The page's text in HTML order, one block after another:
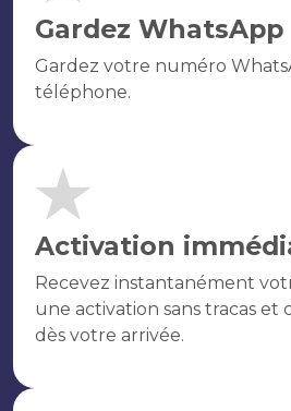
Gardez WhatsApp
Gardez votre numéro
téléphone.
Activation
Recevez instantanément
une activation sans tracas et
dès votre arrivée.